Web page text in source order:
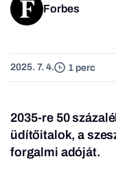
Forbes
2025. 7. 4. 1 perc
2035-re 50
üdítőitalok, a
forgalmi adóját.